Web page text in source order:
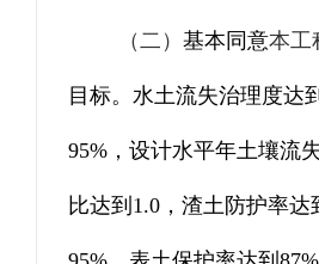
（二）基本同意本工
目标。水土流失治理度达到
95% ，设计水平年土壤流
比达到 1.0 ，渣土防护率达